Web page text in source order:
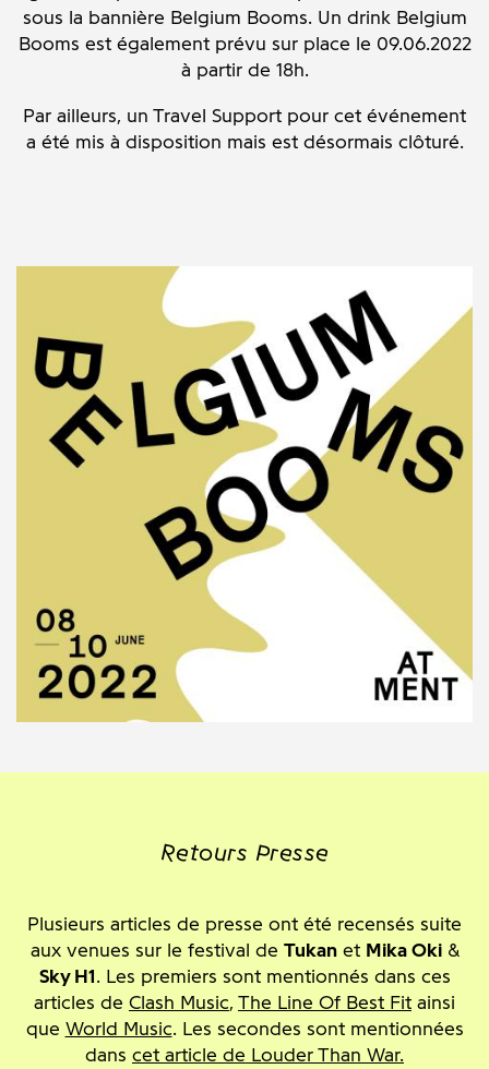
sous la bannière Belgium Booms. Un drink Belgium
Booms est également prévu sur place le 09.06.2022
à partir de 18h.
Par ailleurs, un Travel Support pour cet événement
a été mis à disposition mais est désormais clôturé.
Retours Presse
Plusieurs articles de presse ont été recensés suite
aux venues sur le festival de Tukanet Mika Oki&
Sky H1. Les premiers sont mentionnés dans ces
articles de Clash Music, The Line Of Best Fit ainsi
que World Music. Les secondes sont mentionnées
dans cet article de Louder Than War.